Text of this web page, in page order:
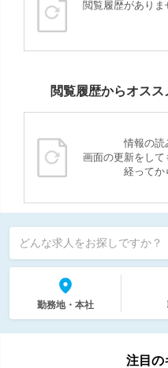
閲覧履歴があり
閲覧履歴からオス
情報の読
画面の更新をして
経ってか
どんな求人をお探しですか？
勤務地・本社
注目の